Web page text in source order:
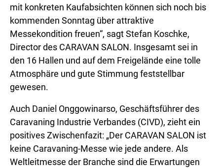
mit konkreten Kaufabsichten können sich noch bis
kommenden Sonntag über attraktive
Messekondition freuen“, sagt Stefan Koschke,
Director des CARAVAN SALON. Insgesamt sei in
den 16 Hallen und auf dem Freigelände eine tolle
Atmosphäre und gute Stimmung feststellbar
gewesen.
Auch Daniel Onggowinarso, Geschäftsführer des
Caravaning Industrie Verbandes (CIVD), zieht ein
positives Zwischenfazit: „Der CARAVAN SALON ist
keine Caravaning-Messe wie jede andere. Als
Weltleitmesse der Branche sind die Erwartungen